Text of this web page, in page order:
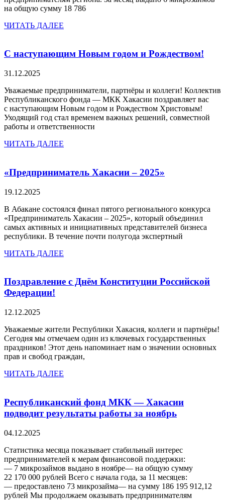
на общую сумму 18 786
ЧИТАТЬ ДАЛЕЕ
С наступающим Новым годом и Рождеством!
31.12.2025
Уважаемые предприниматели, партнёры и коллеги! Коллектив
Республиканского фонда — МКК Хакасии поздравляет вас
с наступающим Новым годом и Рождеством Христовым!
Уходящий год стал временем важных решений, совместной
работы и ответственности
ЧИТАТЬ ДАЛЕЕ
«Предприниматель Хакасии – 2025»
19.12.2025
В Абакане состоялся финал пятого регионального конкурса
«Предприниматель Хакасии – 2025», который объединил
самых активных и инициативных представителей бизнеса
республики. В течение почти полугода экспертный
ЧИТАТЬ ДАЛЕЕ
Поздравление с Днём Конституции Российской
Федерации!
12.12.2025
Уважаемые жители Республики Хакасия, коллеги и партнёры!
Сегодня мы отмечаем один из ключевых государственных
праздников! Этот день напоминает нам о значении основных
прав и свобод граждан,
ЧИТАТЬ ДАЛЕЕ
Республиканский фонд МКК — Хакасии
подводит результаты работы за ноябрь
04.12.2025
Статистика месяца показывает стабильный интерес
предпринимателей к мерам финансовой поддержки:
— 7 микрозаймов выдано в ноябре— на общую сумму
22 170 000 рублей Всего с начала года, за 11 месяцев:
— предоставлено 73 микрозайма— на сумму 186 195 912,12
рублей Мы продолжаем оказывать предпринимателям